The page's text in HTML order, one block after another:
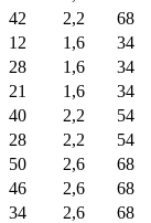
42 2,2
68
12 1,6
34
28 1,6
34
21 1,6
34
40 2,2
54
28 2,2
54
50 2,6
68
46 2,6
68
34 2,6
68